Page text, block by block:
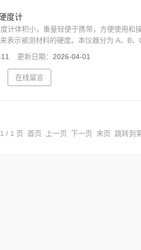
度计
计体积小，重量轻便于携带，方便使用和
表示被测材料的硬度。本仪器分为 A、B
测量探针大小、可测物体和硬度值都不相
更新日期： 2026-04-01
在线留言
1 / 1 页 首页 上一页 下一页 末页 跳转到